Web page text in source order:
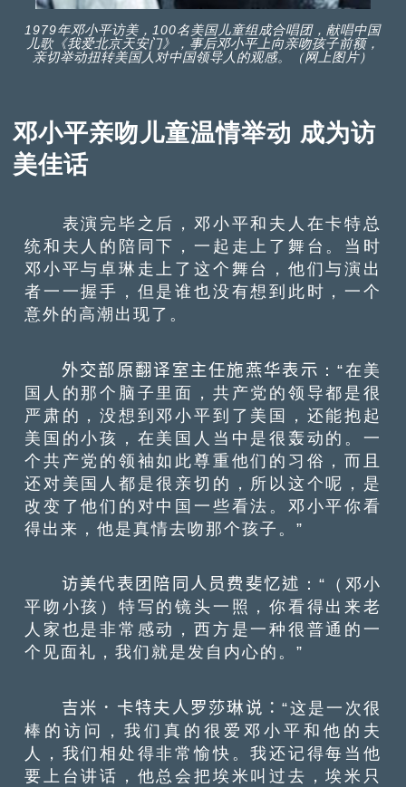
1979年邓小平访美，100名美国儿童组成合唱团，献唱中国
儿歌《我爱北京天安门》，事后邓小平上向亲吻孩子前额，
亲切举动扭转美国人对中国领导人的观感。（网上图片）
邓小平亲吻儿童温情举动 成为访
美佳话
表演完毕之后，邓小平和夫人在卡特总
统和夫人的陪同下，一起走上了舞台。当时
邓小平与卓琳走上了这个舞台，他们与演出
者一一握手，但是谁也没有想到此时，一个
意外的高潮出现了。
外交部原翻译室主任施燕华表示 ：“在美
国人的那个脑子里面，共产党的领导都是很
严肃的，没想到邓小平到了美国，还能抱起
美国的小孩，在美国人当中是很轰动的。一
个共产党的领袖如此尊重他们的习俗，而且
还对美国人都是很亲切的，所以这个呢，是
改变了他们的对中国一些看法。邓小平你看
得出来，他是真情去吻那个孩子。”
访美代表团陪同人员费斐忆述 ：“（邓小
平吻小孩）特写的镜头一照，你看得出来老
人家也是非常感动，西方是一种很普通的一
个见面礼，我们就是发自内心的。”
吉米．卡特夫人罗莎琳说：“这是一次很
棒的访问，我们真的很爱邓小平和他的夫
人，我们相处得非常愉快。我还记得每当他
要上台讲话，他总会把埃米叫过去，埃米只